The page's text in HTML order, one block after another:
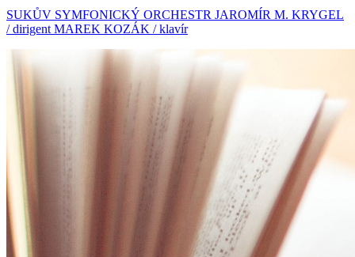
SUKŮV SYMFONICKÝ ORCHESTR JAROMÍR M. KRYGEL
/ dirigent MAREK KOZÁK / klavír